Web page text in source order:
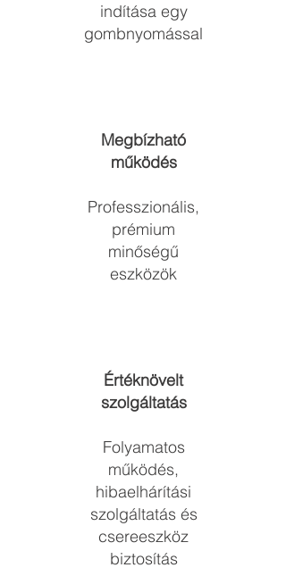
indítása egy
gombnyomással
Megbízható
működés
Professzionális,
prémium
minőségű
eszközök​
Értéknövelt
szolgáltatás
Folyamatos
működés,​
hibaelhárítási
szolgáltatás és
csereeszköz
biztosítás